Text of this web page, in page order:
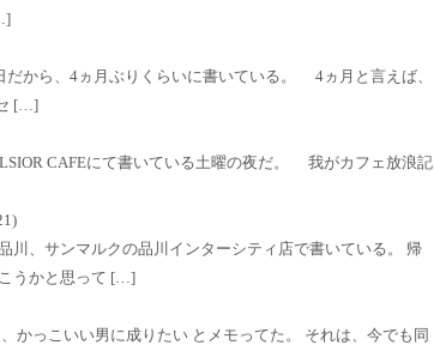
から、4ヵ月ぶりくらいに書いている。 4ヵ月と言えば、
[…]
CAFEにて書いている土曜の夜だ。 我がカフェ放浪記
川、サンマルクの品川インターシティ店で書いている。 帰
うかと思って […]
かっこいい男に成りたい とメモってた。 それは、今でも同